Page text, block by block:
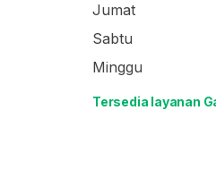
Jumat
Sabtu
Minggu
Tersedia layanan